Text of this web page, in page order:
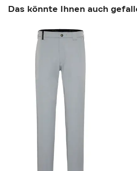
Das könnte Ihnen auch